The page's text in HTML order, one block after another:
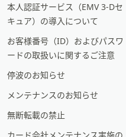
本人認証サービス（EMV 3-Dセ
キュア）の導入について
お客様番号（ID）およびパスワ
ードの取扱いに関するご注意
停波のお知らせ
メンテナンスのお知らせ
無断転載の禁止
カード会社メンテナンス実施の